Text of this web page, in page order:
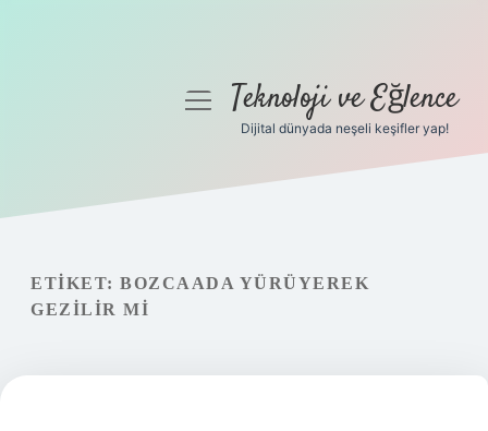
Gizlilik Politikası
Hakkımızda
menüyüTeknoloji ve Eğlence
Dijital dünyada neşeli keşifler yap!
ETIKET: BOZCAADA YÜRÜYEREK
GEZILIR MI